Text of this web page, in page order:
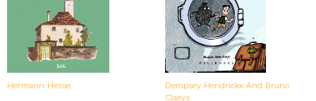
Hermann Hesse
Dempsey Hendrickx And Bruno
Claeys